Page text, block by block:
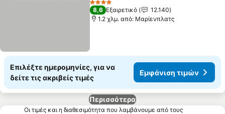
4 Αστέρια
8,6 Εξαιρετικό
12.140
1.2 χλμ. από: Μαρίενπλατς
Επιλέξτε ημερομηνίες, για να
δείτε τις ακριβείς τιμές
Εμφάνιση τιμών
Περισσότερα
Οι τιμές και η διαθεσιμότητα που λαμβάνουμε από τους